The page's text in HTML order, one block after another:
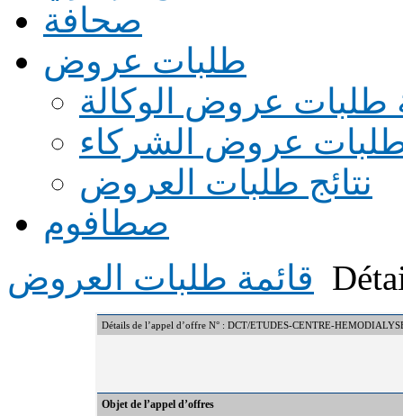
صحافة
طلبات عروض
طلبات عروض الوكالة
طلبات عروض الشركاء
نتائج طلبات العروض
صطافوم
قائمة طلبات العروض
Détails de l’appel d’offre N° : DCT/ETUDES-CENTRE-
Objet de l’appel d’offres